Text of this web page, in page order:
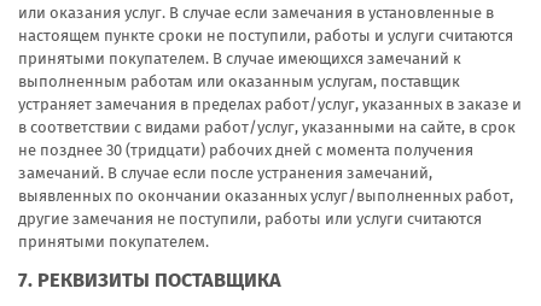
или оказания услуг. В случае если замечания в установленные в
настоящем пункте сроки не поступили, работы и услуги считаются
принятыми покупателем. В случае имеющихся замечаний к
выполненным работам или оказанным услугам, поставщик
устраняет замечания в пределах работ/услуг, указанных в заказе и
в соответствии с видами работ/услуг, указанными на сайте, в срок
не позднее 30 (тридцати) рабочих дней с момента получения
замечаний. В случае если после устранения замечаний,
выявленных по окончании оказанных услуг/выполненных работ,
другие замечания не поступили, работы или услуги считаются
принятыми покупателем.
7. РЕКВИЗИТЫ ПОСТАВЩИКА